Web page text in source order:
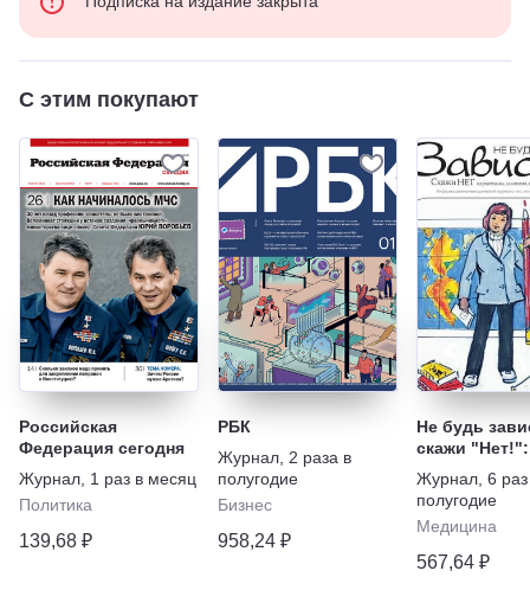
С этим покупают
Российская
Федерация сегодня
Журнал 1 раз в месяц
Политика
139,68 ₽
РБК
Журнал 2 раза в
полугодие
Бизнес
958,24 ₽
Не будь
скажи "Нет!":
наркотикам,
алкоголю,
игромании
Журнал 6
полугодие
Медицина
567,64 ₽